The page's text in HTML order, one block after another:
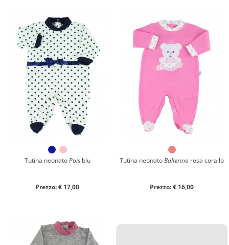
Tutina neonatoPoisblu
Prezzo: € 17,00
Tutina neonatoBallerina rosa corallo
Prezzo: € 16,00